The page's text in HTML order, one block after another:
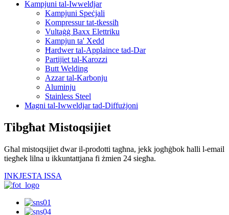
Kampjuni tal-Iwweldjar
Kampjuni Speċjali
Kompressur tat-tkessiħ
Vultaġġ Baxx Elettriku
Kampjun ta' Xedd
Ħardwer tal-Applaince tad-Dar
Partijiet tal-Karozzi
Butt Welding
Azzar tal-Karbonju
Aluminju
Stainless Steel
Magni tal-Iwweldjar tad-Diffużjoni
Tibgħat Mistoqsijiet
Għal mistoqsijiet dwar il-prodotti tagħna, jekk jogħġbok ħalli l-email
tiegħek lilna u ikkuntattjana fi żmien 24 siegħa.
INKJESTA ISSA